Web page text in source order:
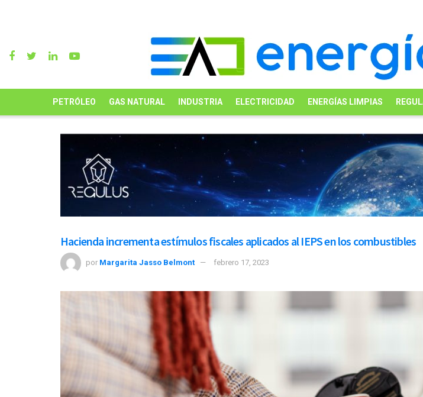
PETRÓLEO GAS NATURAL INDUSTRIA ELECTRICIDAD ENERGÍAS LIMPIAS
Hacienda incrementa estímulos fiscales aplicados al IEPS en los combustibles
por Margarita Jasso Belmont febrero 17, 2023